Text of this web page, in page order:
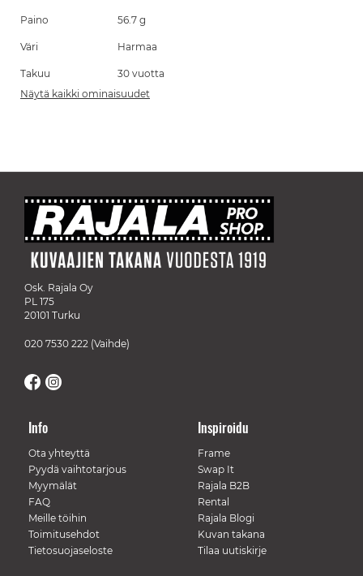
Paino 56.7 g
Väri Harmaa
Takuu
30 vuotta
Näytä kaikki ominaisuudet
Osk. Rajala Oy
PL 175
20101 Turku
020 7530 222 (Vaihde)
Info
Ota yhteyttä
Pyydä vaihtotarjous
Myymälät
FAQ
Meille töihin
Toimitusehdot
Tietosuojaseloste
Inspiroidu
Frame
Swap It
Rajala B2B
Rental
Rajala Blogi
Kuvan takana
Tilaa uutiskirje